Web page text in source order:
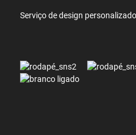
Serviço de design